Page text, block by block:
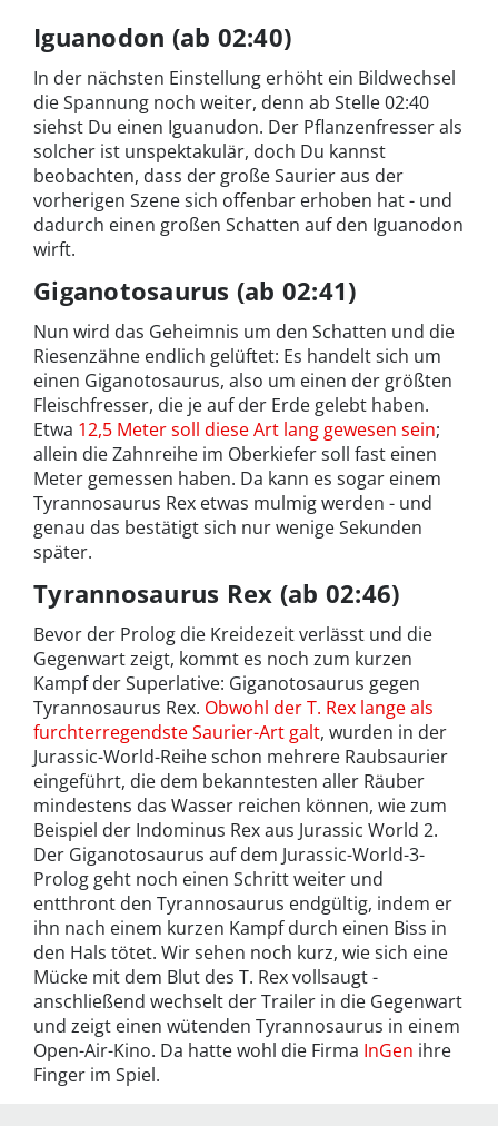
Iguanodon (ab 02:40)
In der nächsten Einstellung erhöht ein Bildwechsel
die Spannung noch weiter, denn ab Stelle 02:40
siehst Du einen Iguanudon. Der Pflanzenfresser als
solcher ist unspektakulär, doch Du kannst
beobachten, dass der große Saurier aus der
vorherigen Szene sich offenbar erhoben hat - und
dadurch einen großen Schatten auf den Iguanodon
wirft.
Giganotosaurus (ab 02:41)
Nun wird das Geheimnis um den Schatten und die
Riesenzähne endlich gelüftet: Es handelt sich um
einen Giganotosaurus, also um einen der größten
Fleischfresser, die je auf der Erde gelebt haben.
Etwa 12,5 Meter soll diese Art lang gewesen sein;
allein die Zahnreihe im Oberkiefer soll fast einen
Meter gemessen haben. Da kann es sogar einem
Tyrannosaurus Rex etwas mulmig werden - und
genau das bestätigt sich nur wenige Sekunden
später.
Tyrannosaurus Rex (ab 02:46)
Bevor der Prolog die Kreidezeit verlässt und die
Gegenwart zeigt, kommt es noch zum kurzen
Kampf der Superlative: Giganotosaurus gegen
Tyrannosaurus Rex. Obwohl der T. Rex lange als
furchterregendste Saurier-Art galt, wurden in der
Jurassic-World-Reihe schon mehrere Raubsaurier
eingeführt, die dem bekanntesten aller Räuber
mindestens das Wasser reichen können, wie zum
Beispiel der Indominus Rex aus Jurassic World 2.
Der Giganotosaurus auf dem Jurassic-World-3-
Prolog geht noch einen Schritt weiter und
entthront den Tyrannosaurus endgültig, indem er
ihn nach einem kurzen Kampf durch einen Biss in
den Hals tötet. Wir sehen noch kurz, wie sich eine
Mücke mit dem Blut des T. Rex vollsaugt -
anschließend wechselt der Trailer in die Gegenwart
und zeigt einen wütenden Tyrannosaurus in einem
Open-Air-Kino. Da hatte wohl die Firma InGen ihre
Finger im Spiel.